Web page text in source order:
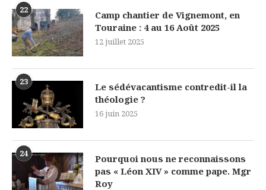
22
Camp chantier de Vignemont, en
Touraine : 4 au 16 Août 2025
12 juillet 2025
23
Le sédévacantisme contredit-il la
théologie ?
16 juin 2025
24
Pourquoi nous ne reconnaissons
pas « Léon XIV » comme pape. Mgr
Roy